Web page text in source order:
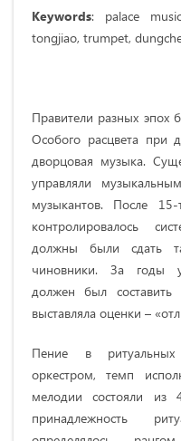
Keywords: palace
tongjiao, trumpet,
Правители разных эпох
Особого расцвета при
дворцовая музыка.
управляли
музыкантов. После
контролировалось
должны были сдать
чиновники. За годы
должен был
выставляла оценки –
Пение в ритуальных
оркестром, темп
мелодии состояли из
принадлежность